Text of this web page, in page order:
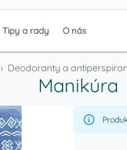
Tipy a rady O nás
› Deodoranty a
Manikúra